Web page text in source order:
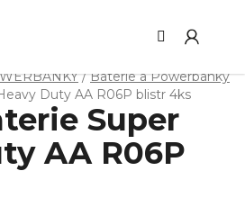
/ Baterie a Powerbanky
Duty AA R06P blistr 4ks
Super
AA R06P